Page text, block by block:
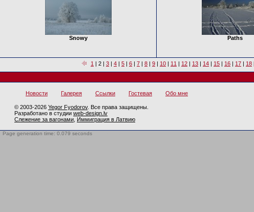
Snowy Paths
1 | 2 | 3 | 4 | 5 | 6 | 7 | 8 | 9 | 10 | 11 | 12 | 13 | 14 | 15 | 16 | 17 | 18
Новости Галерея Ссылки Гостевая Обо мне
© 2003-2026 Yegor Fyodorov. Все права защищены.
Разработано в студии web-design.lv
Слежение за вагонами Иммиграция в Латвию
Page generation time: 0.079 seconds